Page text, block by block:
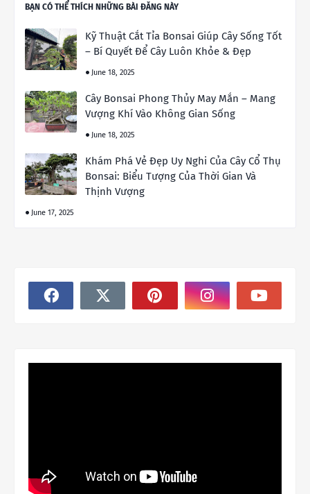
BẠN CÓ THỂ THÍCH NHỮNG BÀI ĐĂNG NÀY
Kỹ Thuật Cắt Tỉa Bonsai Giúp Cây Sống Tốt
– Bí Quyết Để Cây Luôn Khỏe & Đẹp
June 18, 2025
Cây Bonsai Phong Thủy May Mắn – Mang
Vượng Khí Vào Không Gian Sống
June 18, 2025
Khám Phá Vẻ Đẹp Uy Nghi Của Cây Cổ Thụ
Bonsai: Biểu Tượng Của Thời Gian Và
Thịnh Vượng
June 17, 2025